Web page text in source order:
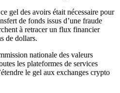
gel des avoirs était nécessaire pour
de fonds issus d’une fraude
à retracer un flux financier
de dollars.
nationale des valeurs
les plateformes de services
le gel aux exchanges crypto